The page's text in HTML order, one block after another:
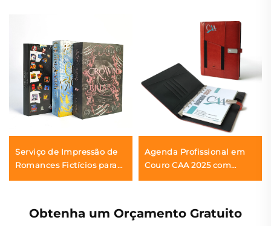
Serviço de Impressão de
Romances Fictícios para
Bordas Pintadas
Agenda Profissional em
Couro CAA 2025 com
Obtenha um Orçamento Gratuito